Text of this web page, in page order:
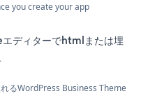
you create your app
ディターでhtmlまたは埋
るWordPress Business Theme